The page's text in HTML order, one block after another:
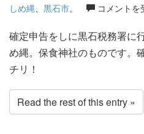
しめ縄
黒石市。 コメントを
確定申告をしに黒石税務署に
め縄。保食神社のものです。
チリ！
Read the rest of this entry »